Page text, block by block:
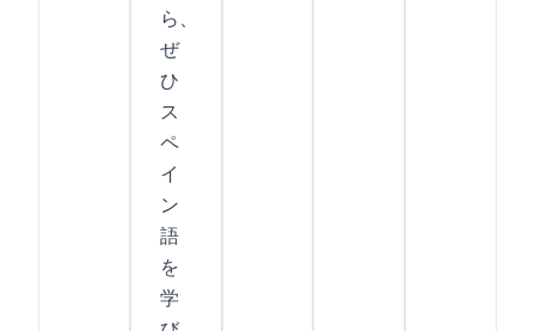
ら、
ぜ
ひ
ス
ペ
イ
ン
語
を
学